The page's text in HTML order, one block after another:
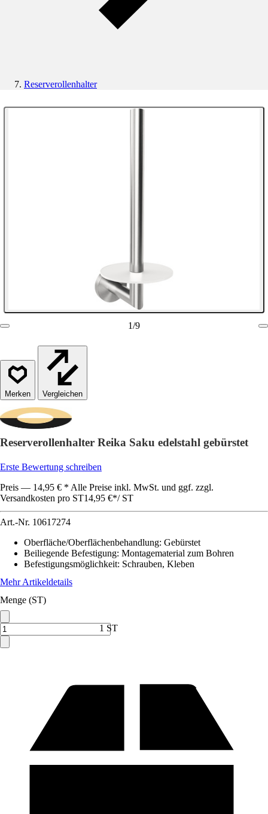
Reserverollenhalter
1/9
Vergleichen
Reserverollenhalter Reika Saku edelstahl gebürstet
Erste Bewertung schreiben
Preis — 14,95 € * Alle Preise inkl. MwSt. und ggf. zzgl.
Versandkosten pro ST14,95 €*/ ST
Art.-Nr. 10617274
Oberfläche/Oberflächenbehandlung: Gebürstet
Beiliegende Befestigung: Montagematerial zum Bohren
Befestigungsmöglichkeit: Schrauben, Kleben
Mehr Artikeldetails
Menge (ST)
1 ST